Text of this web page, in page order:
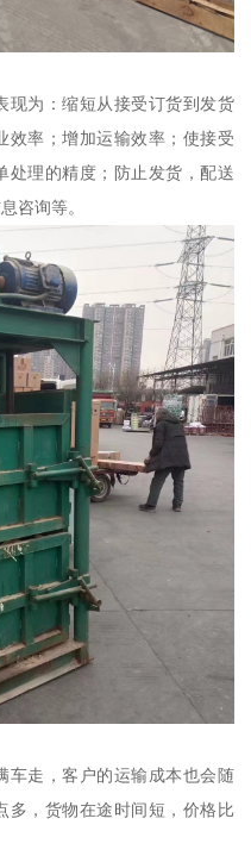
现为：缩短从接受订货到发货
效率；增加运输效率；使接受
处理的精度；防止发货，配送
咨询等。
车走，客户的运输成本也会随
多，货物在途时间短，价格比